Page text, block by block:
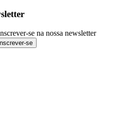
se na nossa newsletter
Inscrever-se